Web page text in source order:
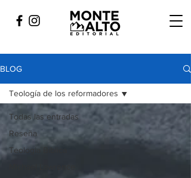
BLOG
Todas las entradas
Reseña
Teologia Biblica
Teología de los reformadores